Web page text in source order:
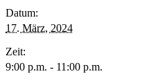
Datum:
17. März, 2024
Zeit:
9:00 p.m. - 11:00 p.m.